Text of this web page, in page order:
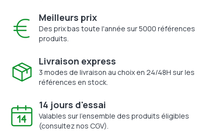
Meilleurs prix
Des prix bas toute l'année sur 5000 références
produits.
Livraison express
3 modes de livraison au choix en 24/48H sur les
références en stock.
14 jours d'essai
Valables sur l'ensemble des produits éligibles
(consultez nos CGV).